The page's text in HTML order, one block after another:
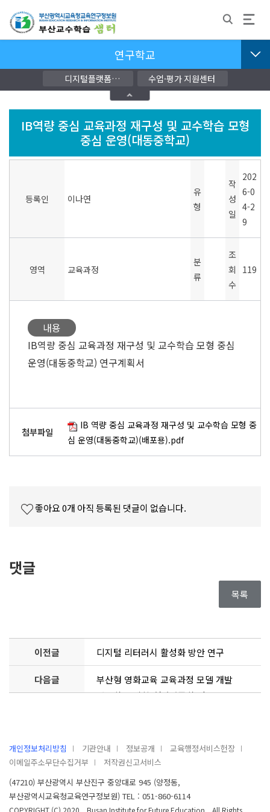
연구학교
디지털플랫폼
교단지원자료
수업·평가 지원센터
IB역량 중심 교육과정 재구성 및 교수학습 모형
중심 운영(대동중학교)
등록인 이나연
유
형
작
성
일
202
6-0
4-2
9
영역 교육과정
분
류
조
회
수
119
내용
IB역량 중심 교육과정 재구성 및 교수학습 모형 중심
운영(대동중학교) 연구계획서
첨부파일
IB 역량 중심 교육과정 재구성 및 교수학습 모형 중
심 운영(대동중학교)(배포용).pdf
좋아요0개 아직 등록된 댓글이 없습니다.
댓글
목록
이전글 디지털 리터러시 활성화 방안 연구
다음글
부산형 영화교육 교육과정 모델 개발
연구학교 계획서(정관중학교)
개인정보처리방침 기관안내 정보공개
교육행정서비스헌장
이메일주소무단수집거부
저작권신고서비스
(47210) 부산광역시 부산진구 중앙대로 945 (양정동,
부산광역시교육청교육연구정보원) TEL : 051-860-6114
COPYRIGHT (C) 2020, Busan Institute for Future Education. All Rights